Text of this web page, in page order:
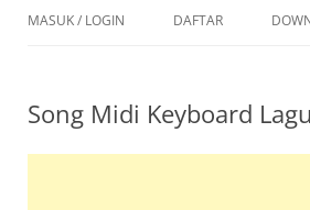
MASUK / LOGIN DAFTAR
Song Midi Keyboard